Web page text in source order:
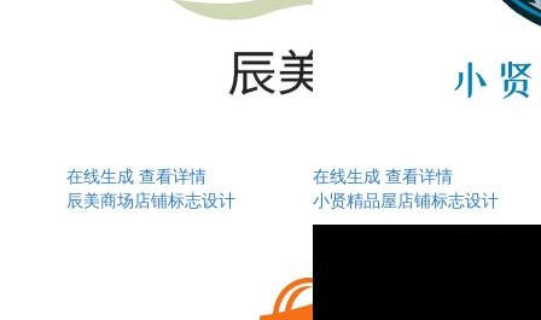
在线生成 查看详情
辰美商场店铺标志设计
在线生成 查看详情
小贤精品屋店铺标志设计